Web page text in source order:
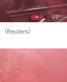
Reuters）